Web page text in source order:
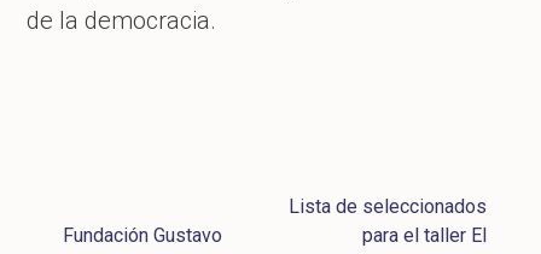
de la democracia.
Fundación Gustavo
Lista de seleccionados
para el taller El